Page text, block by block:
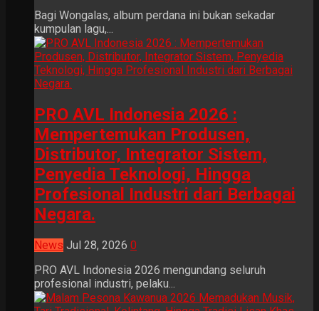
Bagi Wongalas, album perdana ini bukan sekadar
kumpulan lagu,...
PRO AVL Indonesia 2026 :
Mempertemukan Produsen,
Distributor, Integrator Sistem,
Penyedia Teknologi, Hingga
Profesional Industri dari Berbagai
Negara.
News Jul 28, 2026 0
PRO AVL Indonesia 2026 mengundang seluruh
profesional industri, pelaku...